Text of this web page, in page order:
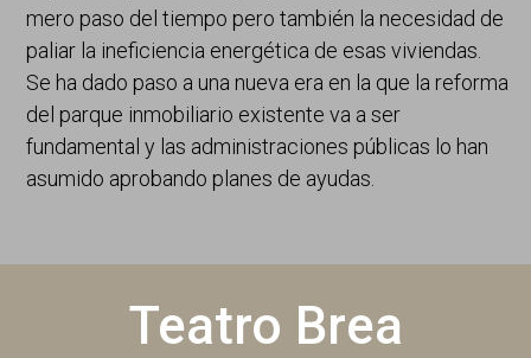
mero paso del tiempo pero también la necesidad de
paliar la ineficiencia energética de esas viviendas.
Se ha dado paso a una nueva era en la que la reforma
del parque inmobiliario existente va a ser
fundamental y las administraciones públicas lo han
asumido aprobando planes de ayudas.
Teatro Brea